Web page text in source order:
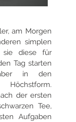
am Morgen
simplen
sie diese für
Tag starten
in den
der ersten
Tee,
Aufgaben